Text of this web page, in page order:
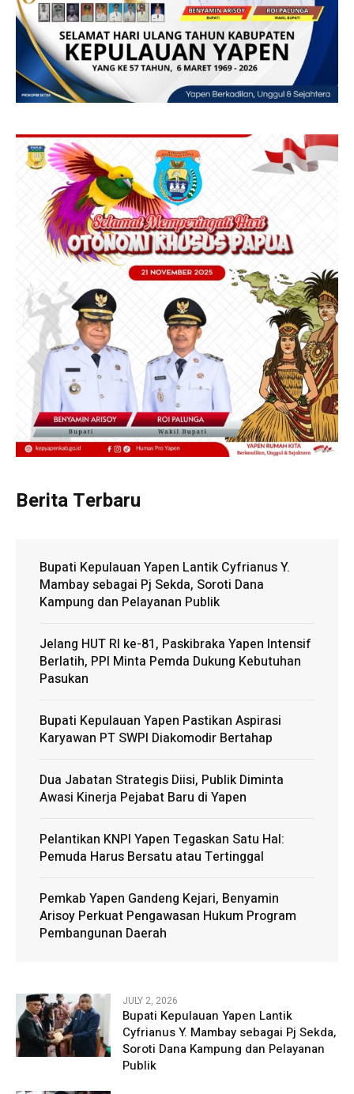
Berita Terbaru
Bupati Kepulauan Yapen Lantik Cyfrianus Y.
Mambay sebagai Pj Sekda, Soroti Dana
Kampung dan Pelayanan Publik
Jelang HUT RI ke-81, Paskibraka Yapen Intensif
Berlatih, PPI Minta Pemda Dukung Kebutuhan
Pasukan
Bupati Kepulauan Yapen Pastikan Aspirasi
Karyawan PT SWPI Diakomodir Bertahap
Dua Jabatan Strategis Diisi, Publik Diminta
Awasi Kinerja Pejabat Baru di Yapen
Pelantikan KNPI Yapen Tegaskan Satu Hal:
Pemuda Harus Bersatu atau Tertinggal
Pemkab Yapen Gandeng Kejari, Benyamin
Arisoy Perkuat Pengawasan Hukum Program
Pembangunan Daerah
JULY 2, 2026
Bupati Kepulauan Yapen Lantik
Cyfrianus Y. Mambay sebagai Pj Sekda,
Soroti Dana Kampung dan Pelayanan
Publik